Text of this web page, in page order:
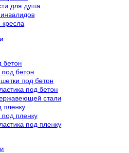
для душа
бетон
под бетон
под бетон
стали
пленку
под пленку